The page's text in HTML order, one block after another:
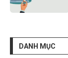
DANH MỤC